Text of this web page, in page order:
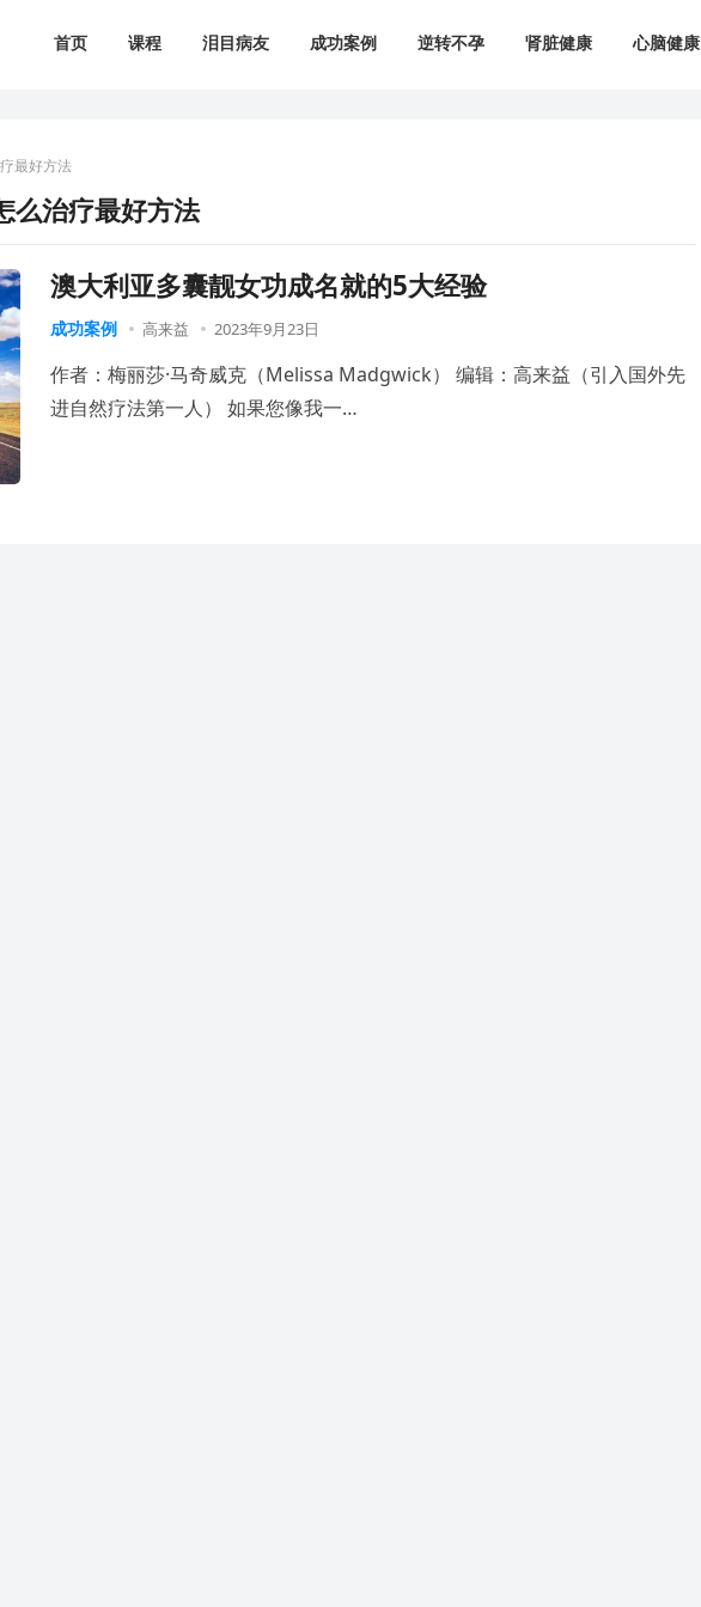
首页 课程 泪目病友 成功案例 逆转不孕 肾脏健康 心脑健康
最好方法
么治疗最好方法
澳大利亚多囊靓女功成名就的5大经验
成功案例 高来益 2023年9月23日
作者：梅丽莎·马奇威克（Melissa Madgwick） 编辑：高来益（引入国外先
进自然疗法第一人） 如果您像我一…